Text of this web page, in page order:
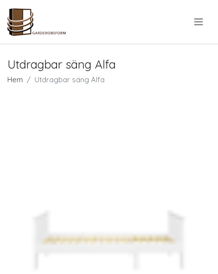
Utdragbar säng Alfa
Hem Utdragbar säng Alfa